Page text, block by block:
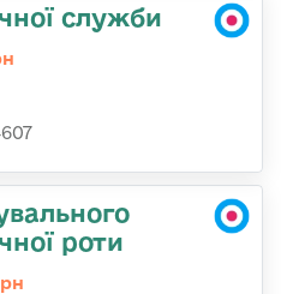
служби
роти